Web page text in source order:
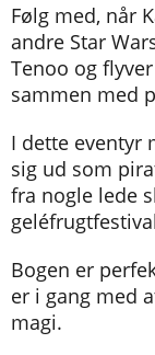
Følg med, når
andre Star
Tenoo og
sammen med
I dette eventyr
sig ud som
fra nogle lede
Bogen er
er i gang med
magi.